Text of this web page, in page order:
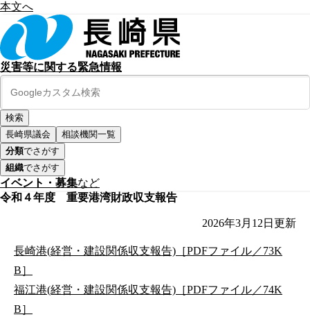
本文へ
災害等に関する緊急情報
長崎県議会
相談機関一覧
分類でさがす
組織でさがす
イベント・募集など
令和４年度 重要港湾財政収支報告
2026年3月12日 更新
長崎港(経営・建設関係収支報告)［PDFファイル／73K
B］
福江港(経営・建設関係収支報告)［PDFファイル／74K
B］